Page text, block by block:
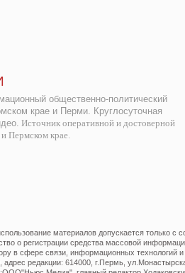
общественно-политический
крае и Перми. Круглосуточная
Источник оперативной и достоверной
Пермском крае.
материалов допускается только с
о регистрации средства массовой
в сфере связи, информационных технологий
адрес редакции: 614000, г.Пермь,